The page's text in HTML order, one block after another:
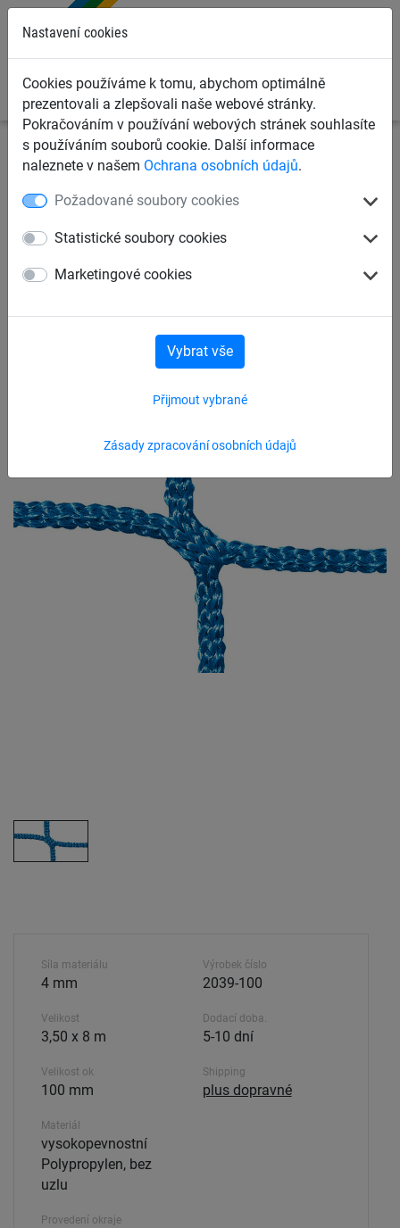
Nastavení cookies
Cookies používáme k tomu, abychom optimálně
prezentovali a zlepšovali naše webové stránky.
Pokračováním v používání webových stránek souhlasíte
s používáním souborů cookie. Další informace
naleznete v našem Ochrana osobních údajů.
Požadované soubory cookies
Statistické soubory cookies
Marketingové cookies
Zásady zpracování osobních údajů
Přijmout vybrané
Vybrat vše
Ochranné sítě a plachty
Kontejnerové sítě a plachty pro
Kontejnerová síť, PP 4 mm
Síla materiálu
4 mm
Velikost
3,50 x 8 m
Velikost ok
100 mm
Materiál
vysokopevnostní
Polypropylen, bez
uzlu
Provedení okraje
Výrobek číslo
2039-100
Dodací doba.
5-10 dní
Shipping
plus dopravné